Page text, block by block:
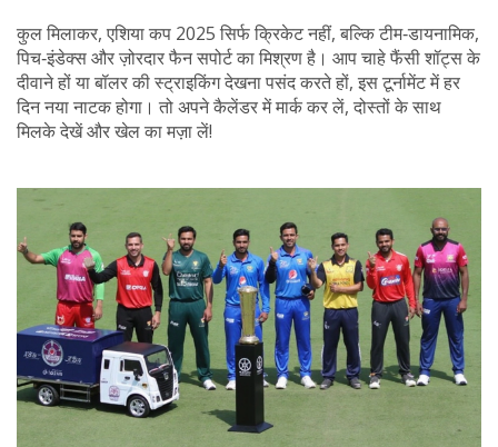
कुल मिलाकर, एशिया कप 2025 सिर्फ क्रिकेट नहीं, बल्कि टीम‑डायनामिक,
पिच‑इंडेक्स और ज़ोरदार फैन सपोर्ट का मिश्रण है। आप चाहे फैंसी शॉट्स के
दीवाने हों या बॉलर की स्ट्राइकिंग देखना पसंद करते हों, इस टूर्नामेंट में हर
दिन नया नाटक होगा। तो अपने कैलेंडर में मार्क कर लें, दोस्तों के साथ
मिलके देखें और खेल का मज़ा लें!